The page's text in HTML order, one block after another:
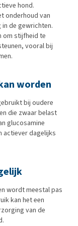
hond.
onderhoud van
de gewrichten.
om stijfheid te
vooral bij
worden
bij oudere
die zwaar belast
glucosamine
actiever dagelijks
wordt meestal pas
kan het een
van de